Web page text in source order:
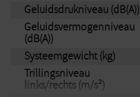
Geluidsdrukniveau (dB(A))
Geluidsvermogenniveau
(dB(A))
Systeemgewicht (kg)
Trillingsniveau
links/rechts (m/s²)